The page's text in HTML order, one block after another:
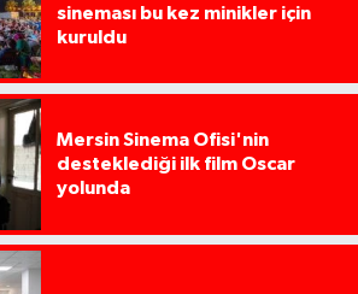
sineması bu kez minikler için
kuruldu
Mersin Sinema Ofisi'nin
desteklediği ilk film Oscar
yolunda